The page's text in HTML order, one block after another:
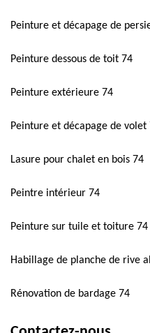
Peinture et décapage de
Peinture dessous de toit 74
Peinture extérieure 74
Peinture et décapage de volet
Lasure pour chalet en bois 74
Peintre intérieur 74
Peinture sur tuile et toiture 74
Habillage de planche de rive
Rénovation de bardage 74